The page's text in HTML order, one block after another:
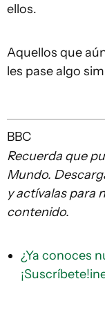
ellos.
Aquellos que
les pase algo
BBC
Recuerda que
Mundo.
y actívalas para
contenido.
¿Ya conoces